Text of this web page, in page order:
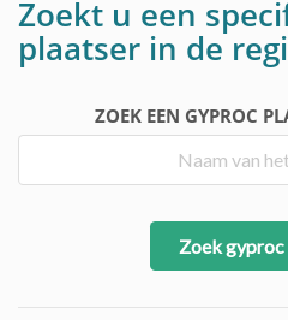
Zoekt u een
plaatser in de
ZOEK EEN GYPROC
Zoek